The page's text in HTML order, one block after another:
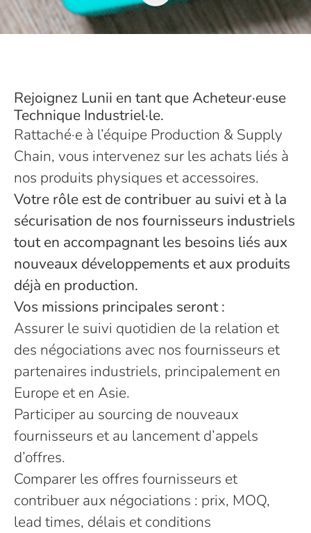
Rejoignez Lunii en tant queAcheteur·euse
Technique Industriel·le.
Rattaché·e à l’équipe Production & Supply
Chain, vous intervenez sur les achats liés à
nos produits physiques et accessoires.
Votre rôle est de contribuer au suivi et à la
sécurisation de nos fournisseurs industriels
tout en accompagnant les besoins liés aux
nouveaux développements et aux produits
déjà en production.
Vos missions principales seront :
Assurer le suivi quotidien de la relation et
des négociations avec nos fournisseurs et
partenaires industriels, principalement en
Europe et en Asie.
Participer au sourcing de nouveaux
fournisseurs et au lancement d’appels
d’offres.
Comparer les offres fournisseurs et
contribuer aux négociations : prix, MOQ,
lead times, délais et conditions